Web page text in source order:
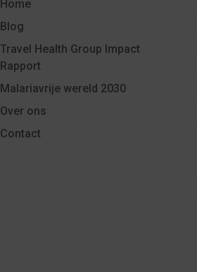
Home
Blog
Travel Health Group Impact
Rapport
Malariavrije wereld 2030
Over ons
Contact